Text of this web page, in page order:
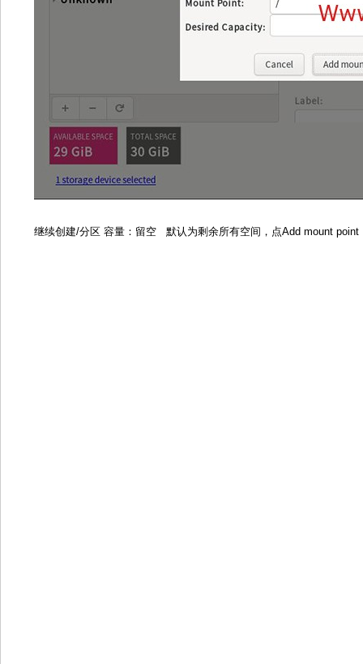
继续创建/分区 容量：留空 默认为剩余所有空间，点Add mount point